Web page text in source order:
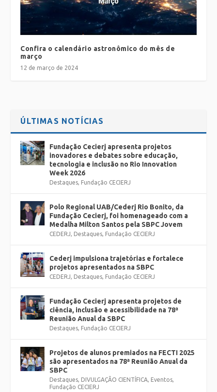
Confira o calendário astronômico do mês de
março
12 de março de 2024
ÚLTIMAS NOTÍCIAS
Fundação Cecierj apresenta projetos
inovadores e debates sobre educação,
tecnologia e inclusão no Rio Innovation
Week 2026
Destaques, Fundação CECIERJ
Polo Regional UAB/Cederj Rio Bonito, da
Fundação Cecierj, foi homenageado com a
Medalha Milton Santos pela SBPC Jovem
CEDERJ, Destaques, Fundação CECIERJ
Cederj impulsiona trajetórias e fortalece
projetos apresentados na SBPC
CEDERJ, Destaques, Fundação CECIERJ
Fundação Cecierj apresenta projetos de
ciência, inclusão e acessibilidade na 78ª
Reunião Anual da SBPC
Destaques, Fundação CECIERJ
Projetos de alunos premiados na FECTI 2025
são apresentados na 78ª Reunião Anual da
SBPC
Destaques, DIVULGAÇÃO CIENTÍFICA, Eventos,
Fundação CECIERJ